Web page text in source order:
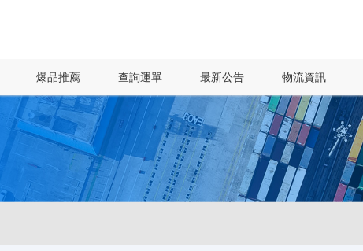
爆品推薦 查詢運單 最新公告 物流資訊